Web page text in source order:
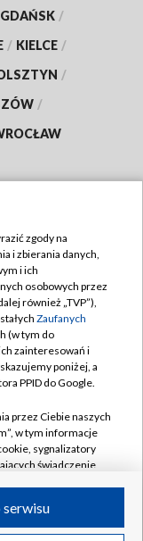
GDAŃSK /
/ KIELCE /
/
/
likwidacji
zgody na
i zbierania danych,
i ich
osobowych przez
również „TVP”),
Zaufanych
(w tym do
zainteresowań i
poniżej, a
PPID do Google.
przez Ciebie naszych
w tym informacje
sygnalizatory
świadczenie